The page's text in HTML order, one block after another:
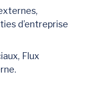
d’entreprise
Flux